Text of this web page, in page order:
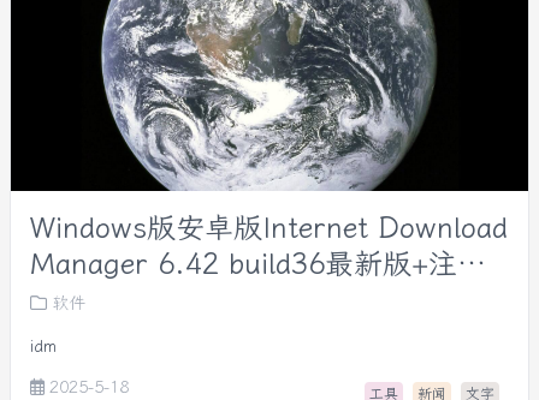
Windows版安卓版Internet Download
Manager 6.42 build36最新版+注册
机，IDM 2025年最新版
软件
idm
2025-5-18
工具 新闻 文字